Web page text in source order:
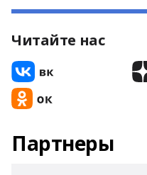
Читайте нас
Партнеры